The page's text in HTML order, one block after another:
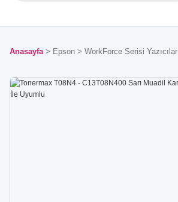
Anasayfa Epson WorkForce Serisi Yazıcılar